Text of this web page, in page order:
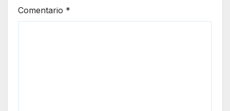
Comentario *